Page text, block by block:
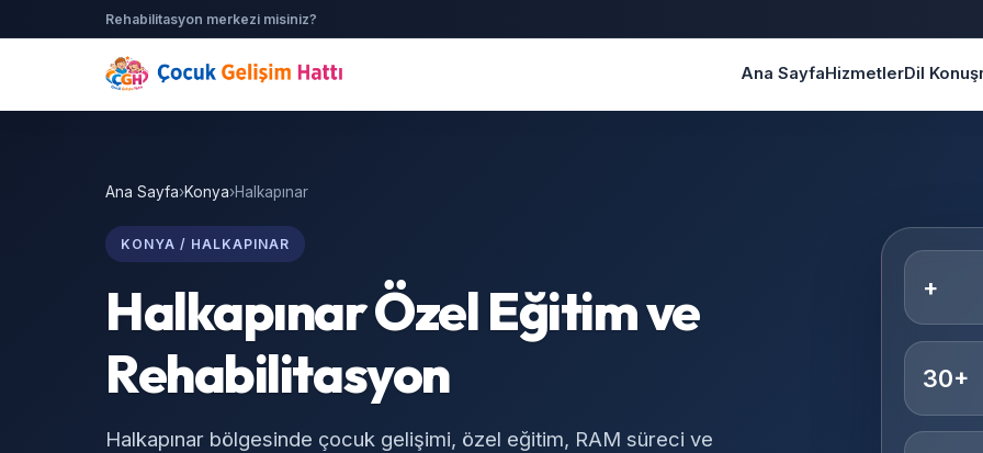
Rehabilitasyon merkezi misiniz?
Ana SayfaHizmetlerDil
Ana Sayfa›Konya›Halkapınar
KONYA / HALKAPINAR
Halkapınar Özel Eğitim ve
Rehabilitasyon
Halkapınar bölgesinde çocuk gelişimi, özel eğitim, RAM süreci ve
+
30+